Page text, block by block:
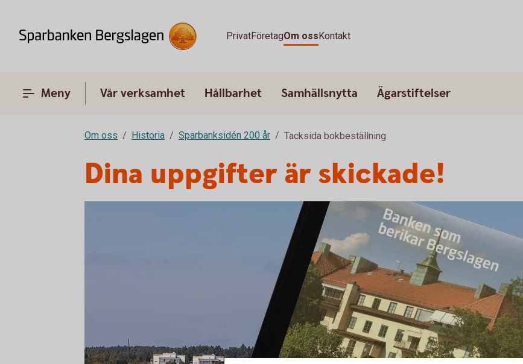
PrivatFöretagOm ossKontakt
Meny Vår verksamhet Hållbarhet Samhällsnytta Ägarstiftelser
Om oss Historia Sparbanksidén 200 år Tacksida bokbeställning
Dina uppgifter är skickade!